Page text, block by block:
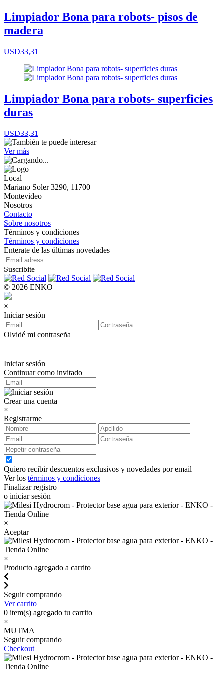
Limpiador Bona para robots- pisos de
madera
USD33,31
Limpiador Bona para robots- superficies
duras
USD33,31
Ver más
Local
Mariano Soler 3290, 11700
Montevideo
Nosotros
Contacto
Sobre nosotros
Términos y condiciones
Términos y condiciones
Enterate de las últimas novedades
Suscribite
© 2026 ENKO
×
Iniciar sesión
Olvidé mi contraseña
Iniciar sesión
Continuar como invitado
Crear una cuenta
×
Registrarme
Quiero recibir descuentos exclusivos y novedades por email
Ver los términos y condiciones
Finalizar registro
o iniciar sesión
×
Aceptar
×
Producto agregado a carrito
Seguir comprando
Ver carrito
0 item(s) agregado tu carrito
×
MUTMA
Seguir comprando
Checkout